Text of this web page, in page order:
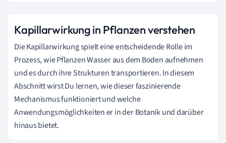
Kapillarwirkung in Pflanzen verstehen
Die Kapillarwirkung spielt eine entscheidende Rolle im
Prozess, wie Pflanzen Wasser aus dem Boden aufnehmen
und es durch ihre Strukturen transportieren. In diesem
Abschnitt wirst Du lernen, wie dieser faszinierende
Mechanismus funktioniert und welche
Anwendungsmöglichkeiten er in der Botanik und darüber
hinaus bietet.